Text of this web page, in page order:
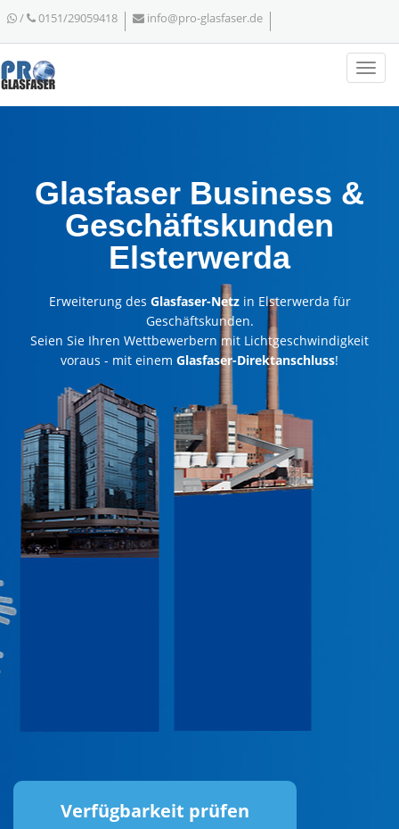
/ 0151/29059418 info@pro-glasfaser.de
Glasfaser Business &
Geschäftskunden
Elsterwerda
Erweiterung des Glasfaser-Netzin Elsterwerda für
Geschäftskunden.
Seien Sie Ihren Wettbewerbern mit Lichtgeschwindigkeit
voraus - mit einem Glasfaser-Direktanschluss!
Verfügbarkeit prüfen